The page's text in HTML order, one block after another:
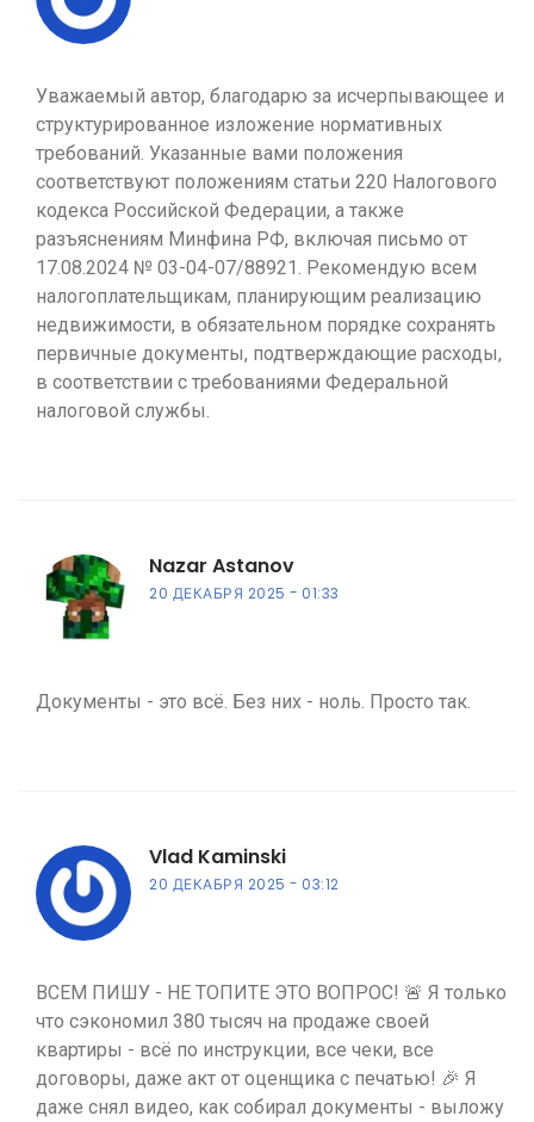
Уважаемый автор, благодарю за исчерпывающее и
структурированное изложение нормативных
требований. Указанные вами положения
соответствуют положениям статьи 220 Налогового
кодекса Российской Федерации, а также
разъяснениям Минфина РФ, включая письмо от
17.08.2024 № 03-04-07/88921. Рекомендую всем
налогоплательщикам, планирующим реализацию
недвижимости, в обязательном порядке сохранять
первичные документы, подтверждающие расходы,
в соответствии с требованиями Федеральной
налоговой службы.
Nazar Astanov
20 ДЕКАБРЯ 2025 01:33
Документы - это всё. Без них - ноль. Просто так.
Vlad Kaminski
20 ДЕКАБРЯ 2025 03:12
ВСЕМ ПИШУ - НЕ ТОПИТЕ ЭТО ВОПРОС! 🚨 Я только
что сэкономил 380 тысяч на продаже своей
квартиры - всё по инструкции, все чеки, все
договоры, даже акт от оценщика с печатью! 🎉 Я
даже снял видео, как собирал документы - выложу